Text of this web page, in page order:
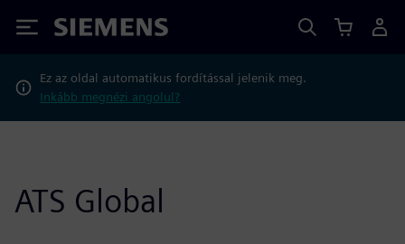
Siemens
Ez az oldal automatikus fordítással jelenik meg.
Inkább megnézi angolul?
ATS Global